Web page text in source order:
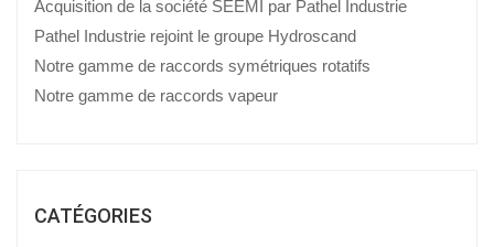
Acquisition de la société SEEMI par Pathel Industrie
Pathel Industrie rejoint le groupe Hydroscand
Notre gamme de raccords symétriques rotatifs
Notre gamme de raccords vapeur
CATÉGORIES